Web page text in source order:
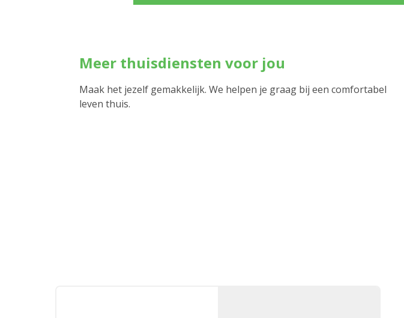
Meer thuisdiensten voor jou
Maak het jezelf gemakkelijk. We helpen je graag bij een comfortabel
leven thuis.